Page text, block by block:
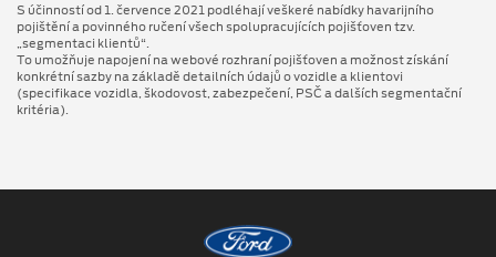
S účinností od 1. července 2021 podléhají veškeré nabídky havarijního
pojištění a povinného ručení všech spolupracujících pojišťoven tzv.
„segmentaci klientů“.
To umožňuje napojení na webové rozhraní pojišťoven a možnost získání
konkrétní sazby na základě detailních údajů o vozidle a klientovi
(specifikace vozidla, škodovost, zabezpečení, PSČ a dalších segmentační
kritéria).